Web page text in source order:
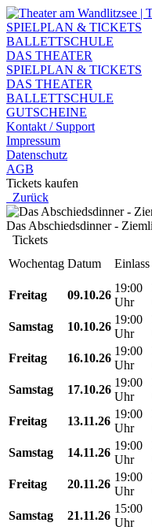
SPIELPLAN & TICKETS
BALLETTSCHULE
DAS THEATER
SPIELPLAN & TICKETS
DAS THEATER
BALLETTSCHULE
GUTSCHEINE
Kontakt / Support
Impressum
Datenschutz
AGB
Tickets kaufen
Zurück
Das Abschiedsdinner -
Tickets
Wochentag Datum Einlass
Freitag
09.10.26
19:00
Uhr
Samstag
10.10.26
19:00
Uhr
Freitag
16.10.26
19:00
Uhr
Samstag
17.10.26
19:00
Uhr
Freitag
13.11.26
19:00
Uhr
Samstag
14.11.26
19:00
Uhr
Freitag
20.11.26
19:00
Uhr
Samstag
21.11.26
15:00
Uhr